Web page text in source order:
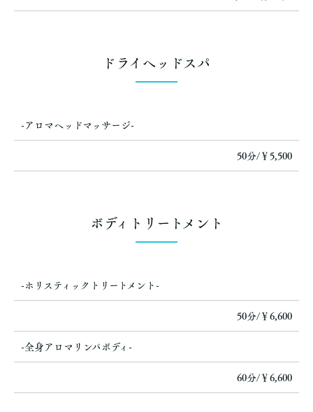
ドライヘッドスパ
-アロマヘッドマッサージ-
50分/￥5,500
ボディトリートメント
-ホリスティックトリートメント-
50分/￥6,600
-全身アロマリンパボディ-
60分/￥6,600